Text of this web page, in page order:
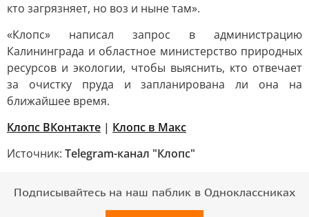
кто загрязняет, но воз и ныне там».
«Клопс» написал запрос в администрацию
Калининграда и областное министерство природных
ресурсов и экологии, чтобы выяснить, кто отвечает
за очистку пруда и запланирована ли она на
ближайшее время.
Клопс ВКонтакте | Клопс в Mакс
Источник: Telegram-канал "Клопс"
Подписывайтесь на наш паблик в Одноклассниках